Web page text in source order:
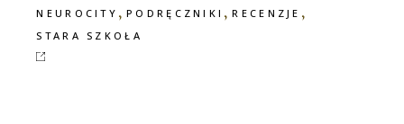
NEUROCITY ,PODRĘCZNIKI ,RECENZJE ,
STARA SZKOŁA